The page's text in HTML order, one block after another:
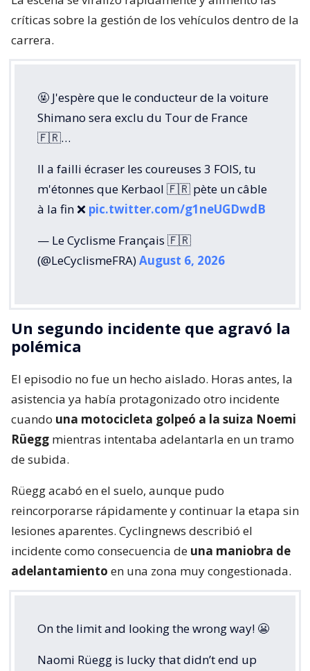
críticas sobre la gestión de los vehículos dentro de la
carrera.
🤬 J'espère que le conducteur de la voiture
Shimano sera exclu du Tour de France
🇫🇷…
Il a failli écraser les coureuses 3 FOIS, tu
m'étonnes que Kerbaol 🇫🇷 pète un câble
à la fin ❌️ pic.twitter.com/g1neUGDwdB
— Le Cyclisme Français 🇫🇷
(@LeCyclismeFRA)August 6, 2026
Un segundo incidente que agravó la
polémica
El episodio no fue un hecho aislado. Horas antes, la
asistencia ya había protagonizado otro incidente
cuando una motocicleta golpeó a la suiza Noemi
Rüegg mientras intentaba adelantarla en un tramo
de subida.
Rüegg acabó en el suelo, aunque pudo
reincorporarse rápidamente y continuar la etapa sin
lesiones aparentes. Cyclingnews describió el
incidente como consecuencia de una maniobra de
adelantamiento en una zona muy congestionada.
On the limit and looking the wrong way! 😬
Naomi Rüegg is lucky that didn’t end up